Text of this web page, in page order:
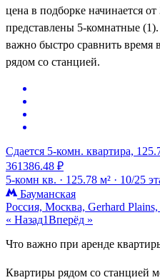
цена в подборке начинается
представлены 5-комнатные
важно быстро сравнить время
рядом со станцией.
Сдается 5-комн. квартира,
361386.48 ₽
5-комн кв. · 125.78 м² · 10/25
Бауманская
Россия, Москва, Gerhard Plains,
« Назад1Вперёд »
Что важно при аренде
Квартиры рядом со станцией